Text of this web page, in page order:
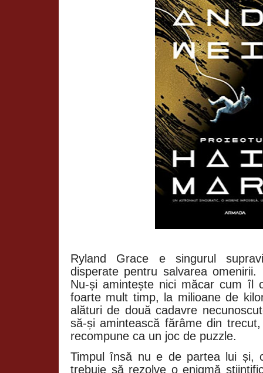
Ryland Grace e singurul
disperate pentru salvarea
Nu-și amintește nici măcar cum îl
foarte mult timp, la milioane de
alături de două cadavre
să-și amintească fărâme din
recompune ca un joc de puzzle.
Timpul însă nu e de partea lui și,
trebuie să rezolve o enigmă